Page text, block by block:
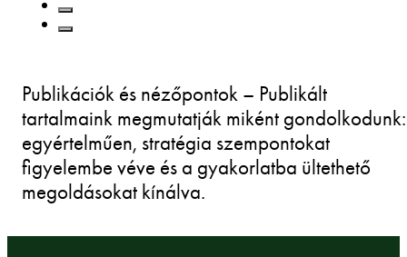
Publikációk és nézőpontok – Publikált
tartalmaink megmutatják miként gondolkodunk:
egyértelműen, stratégia szempontokat
figyelembe véve és a gyakorlatba ültethető
megoldásokat kínálva.